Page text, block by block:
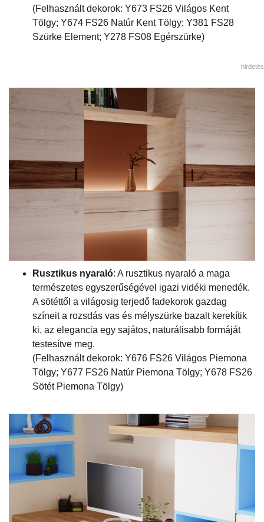
(Felhasznált dekorok: Y673 FS26 Világos Kent
Tölgy; Y674 FS26 Natúr Kent Tölgy; Y381 FS28
Szürke Element; Y278 FS08 Egérszürke)
hirdetés
Rusztikus nyaraló: A rusztikus nyaraló a maga
természetes egyszerűségével igazi vidéki menedék.
A sötéttől a világosig terjedő fadekorok gazdag
színeit a rozsdás vas és mélyszürke bazalt kerekítik
ki, az elegancia egy sajátos, naturálisabb formáját
testesítve meg.
(Felhasznált dekorok: Y676 FS26 Világos Piemona
Tölgy; Y677 FS26 Natúr Piemona Tölgy; Y678 FS26
Sötét Piemona Tölgy)